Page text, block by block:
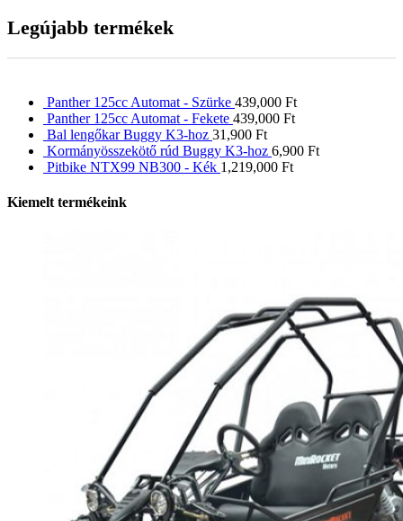
Legújabb termékek
Panther 125cc Automat - Szürke 439,000 Ft
Panther 125cc Automat - Fekete 439,000 Ft
Bal lengőkar Buggy K3-hoz 31,900 Ft
Kormányösszekötő rúd Buggy K3-hoz 6,900 Ft
Pitbike NTX99 NB300 - Kék 1,219,000 Ft
Kiemelt termékeink